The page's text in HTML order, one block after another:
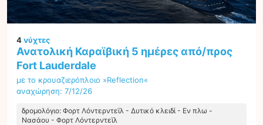
4νύχτες
Ανατολική Καραϊβική 5 ημέρες από/προς
Fort Lauderdale
με το κρουαζιερόπλοιο »Reflection«
αναχώρηση: 7/12/26
δρομολόγιο: Φορτ Λόντερντεϊλ - Δυτικό κλειδί - Εν πλω -
Νασάου - Φορτ Λόντερντεϊλ